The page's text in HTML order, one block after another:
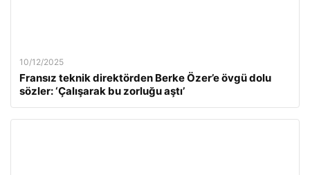
10/12/2025
Fransız teknik direktörden Berke Özer’e övgü dolu
sözler: ‘Çalışarak bu zorluğu aştı’